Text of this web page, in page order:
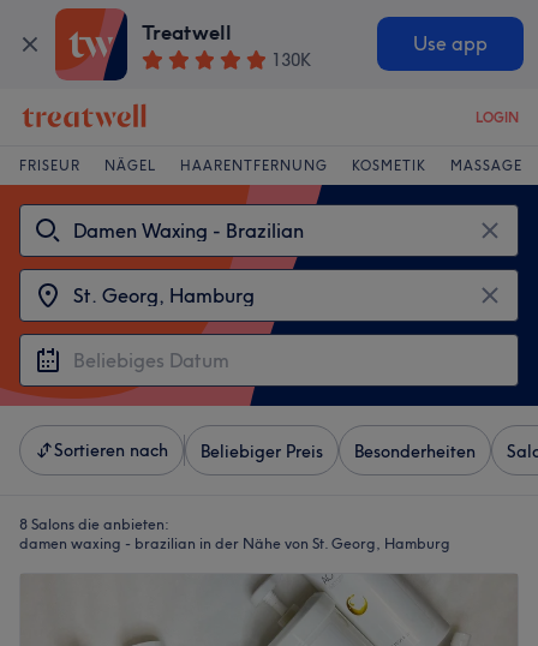
Treatwell
130K
Use app
LOGIN
FRISEUR NÄGEL HAARENTFERNUNG KOSMETIK MASSAGE
Sortieren nach Beliebiger Preis Besonderheiten
8 Salons die anbieten:
damen waxing - brazilian in der Nähe von St. Georg, Hamburg